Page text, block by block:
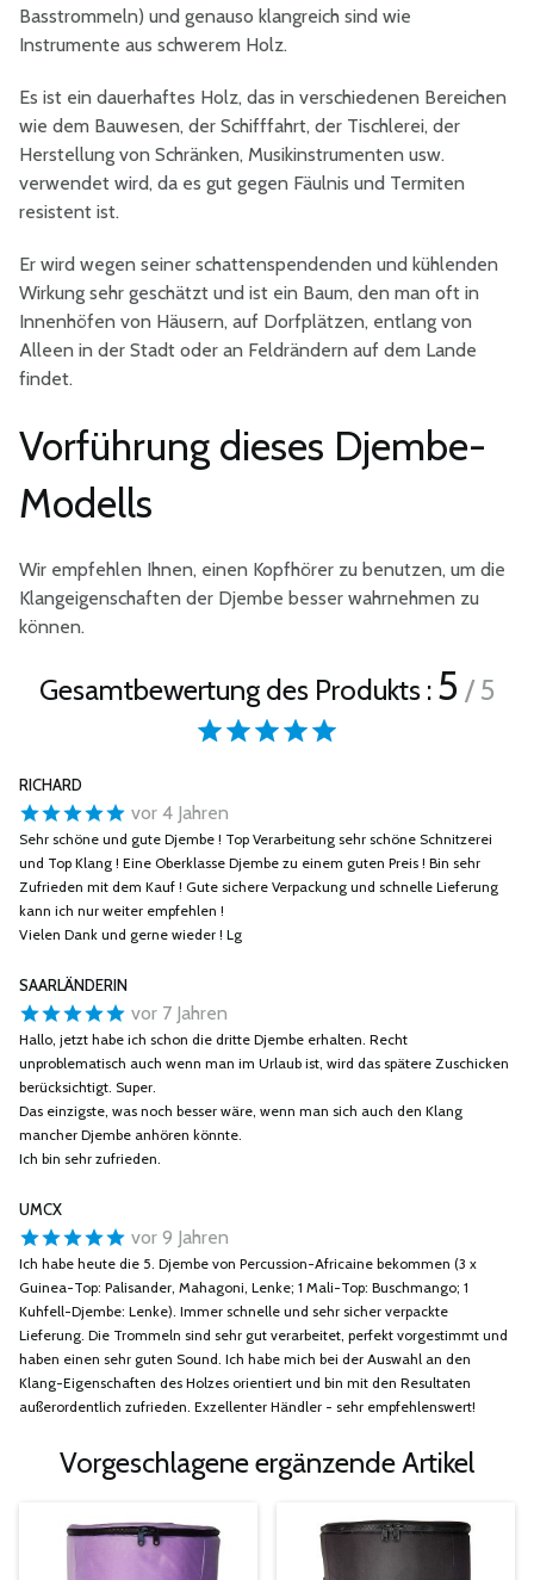
Basstrommeln) und genauso klangreich sind wie
Instrumente aus schwerem Holz.
Es ist ein dauerhaftes Holz, das in verschiedenen Bereichen
wie dem Bauwesen, der Schifffahrt, der Tischlerei, der
Herstellung von Schränken, Musikinstrumenten usw.
verwendet wird, da es gut gegen Fäulnis und Termiten
resistent ist.
Er wird wegen seiner schattenspendenden und kühlenden
Wirkung sehr geschätzt und ist ein Baum, den man oft in
Innenhöfen von Häusern, auf Dorfplätzen, entlang von
Alleen in der Stadt oder an Feldrändern auf dem Lande
findet.
Vorführung dieses Djembe-
Modells
Wir empfehlen Ihnen, einen Kopfhörer zu benutzen, um die
Klangeigenschaften der Djembe besser wahrnehmen zu
können.
Gesamtbewertung des Produkts : 5 / 5
RICHARD
vor 4 Jahren
Sehr schöne und gute Djembe ! Top Verarbeitung sehr schöne Schnitzerei
und Top Klang ! Eine Oberklasse Djembe zu einem guten Preis ! Bin sehr
Zufrieden mit dem Kauf ! Gute sichere Verpackung und schnelle Lieferung
kann ich nur weiter empfehlen !
Vielen Dank und gerne wieder ! Lg
SAARLÄNDERIN
vor 7 Jahren
Hallo, jetzt habe ich schon die dritte Djembe erhalten. Recht
unproblematisch auch wenn man im Urlaub ist, wird das spätere Zuschicken
berücksichtigt. Super.
Das einzigste, was noch besser wäre, wenn man sich auch den Klang
mancher Djembe anhören könnte.
Ich bin sehr zufrieden.
UMCX
vor 9 Jahren
Ich habe heute die 5. Djembe von Percussion-Africaine bekommen (3 x
Guinea-Top: Palisander, Mahagoni, Lenke; 1 Mali-Top: Buschmango; 1
Kuhfell-Djembe: Lenke). Immer schnelle und sehr sicher verpackte
Lieferung. Die Trommeln sind sehr gut verarbeitet, perfekt vorgestimmt und
haben einen sehr guten Sound. Ich habe mich bei der Auswahl an den
Klang-Eigenschaften des Holzes orientiert und bin mit den Resultaten
außerordentlich zufrieden. Exzellenter Händler - sehr empfehlenswert!
Vorgeschlagene ergänzende Artikel